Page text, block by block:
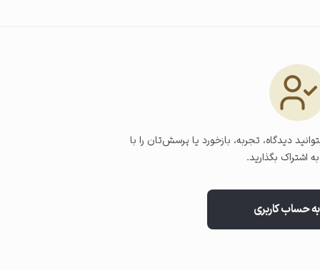
روی صورت (به جز دور چشم و
دیدگاه، تجربه، بازخورد یا پرسش‌تان را با
اشتراک بگذارید.
حساب کاربری